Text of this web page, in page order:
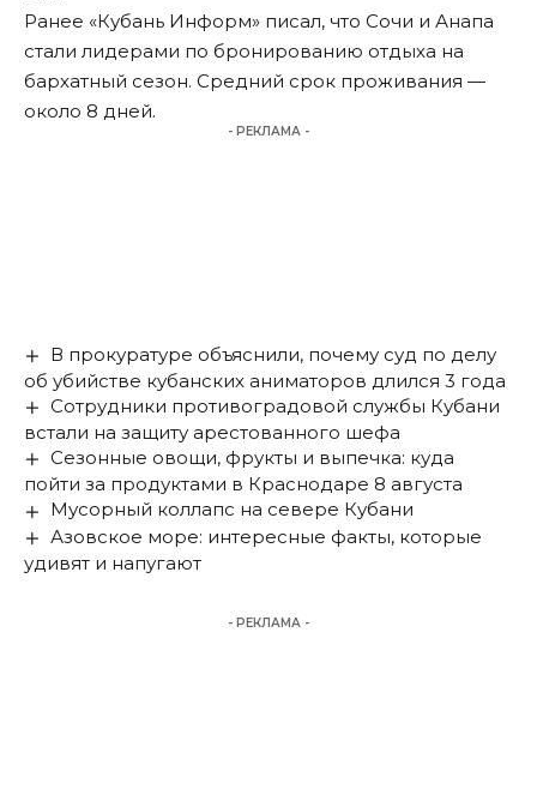
Ранее «Кубань Информ» писал, что Сочи и Анапа
стали лидерами по бронированию отдыха на
бархатный сезон. Средний срок проживания —
около 8 дней.
- РЕКЛАМА -
В прокуратуре объяснили, почему суд по делу
об убийстве кубанских аниматоров длился 3 года
Сотрудники противоградовой службы Кубани
встали на защиту арестованного шефа
Сезонные овощи, фрукты и выпечка: куда
пойти за продуктами в Краснодаре 8 августа
Мусорный коллапс на севере Кубани
Азовское море: интересные факты, которые
удивят и напугают
- РЕКЛАМА -